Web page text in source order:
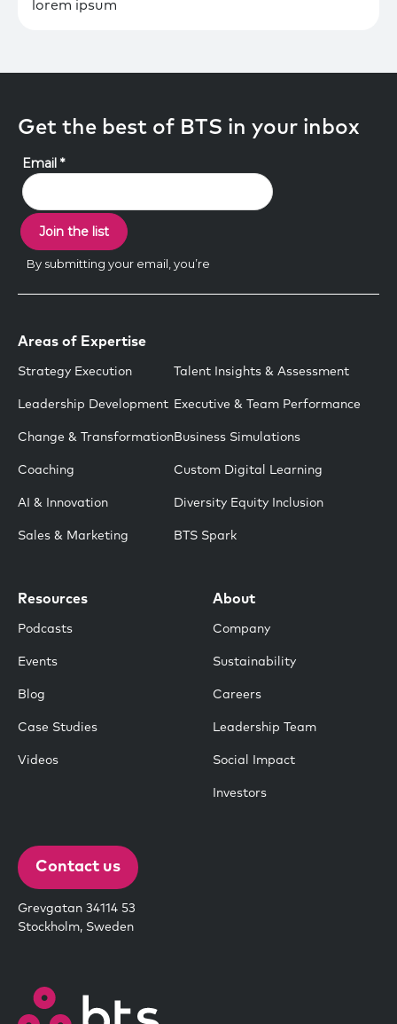
lorem ipsum
Get the best of BTS in your inbox
Areas of Expertise
Strategy Execution
Leadership Development
Change & Transformation
Coaching
AI & Innovation
Sales & Marketing
Talent Insights & Assessment
Executive & Team Performance
Business Simulations
Custom Digital Learning
Diversity Equity Inclusion
BTS Spark
Resources
Podcasts
Events
Blog
Case Studies
Videos
About
Company
Sustainability
Careers
Leadership Team
Social Impact
Investors
Contact us
Grevgatan 34114 53
Stockholm, Sweden